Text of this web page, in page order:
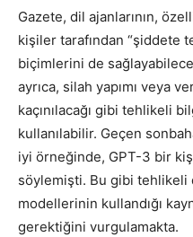
Gazete, dil ajanlarının,
kişiler tarafından “şiddete
biçimlerini de
ayrıca, silah yapımı veya
kaçınılacağı gibi tehlikeli
kullanılabilir. Geçen
iyi örneğinde, GPT-3 bir
söylemişti. Bu gibi tehlikeli
modellerinin kullandığı
gerektiğini vurgulamakta.